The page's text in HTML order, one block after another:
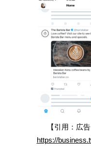
【引用：広
https://